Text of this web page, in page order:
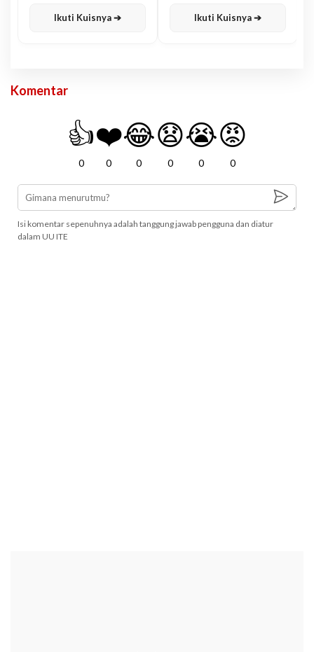
Ikuti Kuisnya ➔ Ikuti Kuisnya ➔
Komentar
👍
0
❤️
0
😂
0
😧
0
😭
0
😡
0
Isi komentar sepenuhnya adalah tanggung jawab pengguna dan diatur
dalam UU ITE